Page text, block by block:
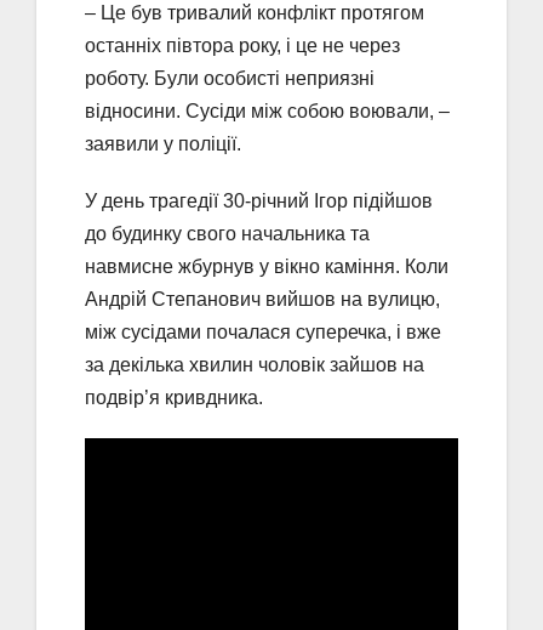
– Це був тривалий конфлікт протягом
останніх півтора року, і це не через
роботу. Були особисті неприязні
відносини. Сусіди між собою воювали, –
заявили у поліції.
У день трагедії 30-річний Ігор підійшов
до будинку свого начальника та
навмисне жбурнув у вікно каміння. Коли
Андрій Степанович вийшов на вулицю,
між сусідами почалася суперечка, і вже
за декілька хвилин чоловік зайшов на
подвір’я кривдника.